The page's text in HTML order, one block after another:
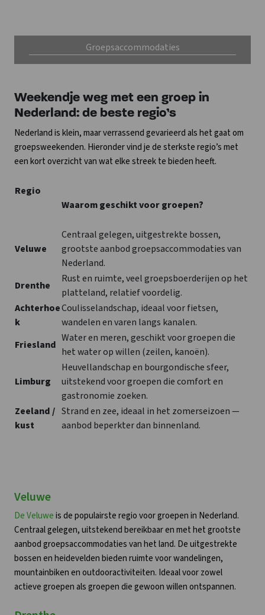
Groepsaccommodaties
Weekendje weg met een groep in
Nederland: de beste regio’s
Nederland is klein, maar verrassend gevarieerd als het gaat om
groepsweekenden. Hieronder vind je de sterkste regio’s met
een kort overzicht van wat elke streek te bieden heeft.
Regio
Waarom geschikt voor groepen?
Veluwe
Centraal gelegen, uitgestrekte bossen,
grootste aanbod groepsaccommodaties van
Nederland.
Drenthe
Rust en ruimte, veel groepsboerderijen op het
platteland, relatief voordelig.
Achterhoe
k
Coulisselandschap, ideaal voor fietsen,
wandelen en varen langs kanalen.
Friesland
Water en meren, geschikt voor groepen die
het water op willen (zeilen, kanoën).
Limburg
Heuvellandschap en bourgondische sfeer,
uitstekend voor groepen die comfort en
gastronomie zoeken.
Zeeland /
kust
Strand en zee, ideaal in het zomerseizoen —
aanbod beperkter dan binnenland.
Veluwe
De Veluweis de populairste regio voor groepen in Nederland.
Centraal gelegen, uitstekend bereikbaar en met het grootste
aanbod groepsaccommodaties van het land. De uitgestrekte
bossen en heidevelden bieden ruimte voor wandelingen,
mountainbiken en outdooractiviteiten. Ideaal voor zowel
actieve groepen als groepen die gewoon willen ontspannen.